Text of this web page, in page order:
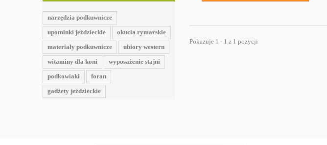
narzędzia podkuwnicze
upominki jeździeckie
okucia rymarskie
materiały podkuwnicze
ubiory western
witaminy dla koni
wyposażenie stajni
podkowiaki
foran
gadżety jeździeckie
Pokazuje 1 - 1 z 1 pozycji